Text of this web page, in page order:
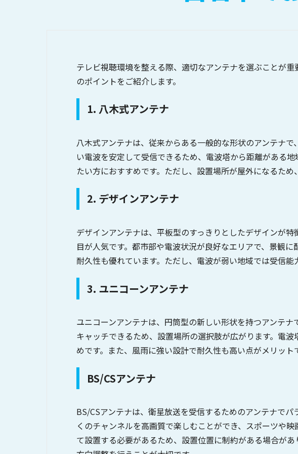
テレビ視聴環境を整える際、適切なアンテナを選ぶことが
のポイントをご紹介します。
1. 八木式アンテナ
八木式アンテナは、従来からある一般的な形状のアンテナ
い電波を安定して受信できるため、電波塔から距離がある
たい方におすすめです。ただし、設置場所が屋外になるた
2. デザインアンテナ
デザインアンテナは、平板型のすっきりとしたデザインが
目が人気です。都市部や電波状況が良好なエリアで、景観
耐久性も優れています。ただし、電波が弱い地域では受信
3. ユニコーンアンテナ
ユニコーンアンテナは、円筒型の新しい形状を持つアンテ
キャッチできるため、設置場所の選択肢が広がります。電
めです。また、風雨に強い設計で耐久性も高い点がメリッ
BS/CSアンテナ
BS/CSアンテナは、衛星放送を受信するためのアンテナで
くのチャンネルを高画質で楽しむことができ、スポーツや
て設置する必要があるため、設置位置に制約がある場合が